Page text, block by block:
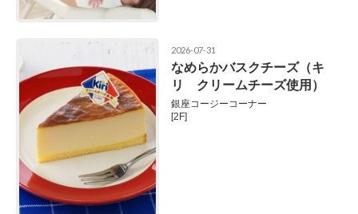
2026-07-31
なめらかバスクチーズ（キ
リ クリームチーズ使用）
銀座コージーコーナー
[2F]